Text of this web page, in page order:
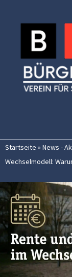
Inhalt
springen
Startseite » News -
Wechselmodell: